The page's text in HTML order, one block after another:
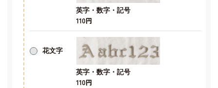
英字・数字・記号
110円
花文字
英字・数字・記号
110円